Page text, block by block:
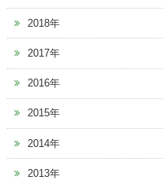
2018年
2017年
2016年
2015年
2014年
2013年